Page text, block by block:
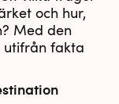
och hur,
Med den
utifrån fakta